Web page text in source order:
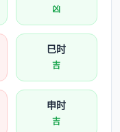
凶
巳时
吉
申时
吉